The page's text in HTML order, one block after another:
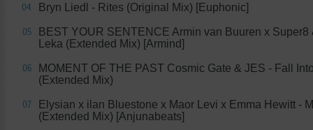
04 Bryn Liedl - Rites (Original Mix) [Euphonic]
05
BEST YOUR SENTENCE Armin van Buuren x Super8
Leka (Extended Mix) [Armind]
06
MOMENT OF THE PAST Cosmic Gate & JES - Fall
(Extended Mix)
07
Elysian x ilan Bluestone x Maor Levi x Emma Hewitt -
(Extended Mix) [Anjunabeats]